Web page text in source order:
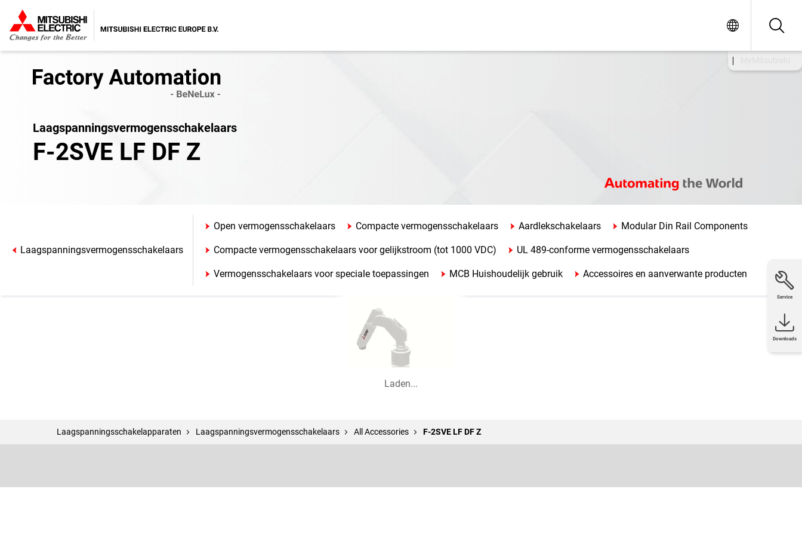
Laagspannings­vermogens­schakelaars
F-2SVE LF DF Z
Laagspannings­vermogens­schakelaars
Open vermogensschakelaars Compacte vermogensschakelaars Aardlekschakelaars Modular Din Rail Components
Compacte vermogensschakelaars voor gelijkstroom (tot 1000 VDC) UL 489-conforme vermogensschakelaars
Vermogensschakelaars voor speciale toepassingen MCB Huishoudelijk gebruik Accessoires en aanverwante producten
Laden...
Service
Downloads
Laagspanningsschakelapparaten Laagspannings­vermogens­schakelaars All Accessories F-2SVE LF DF Z